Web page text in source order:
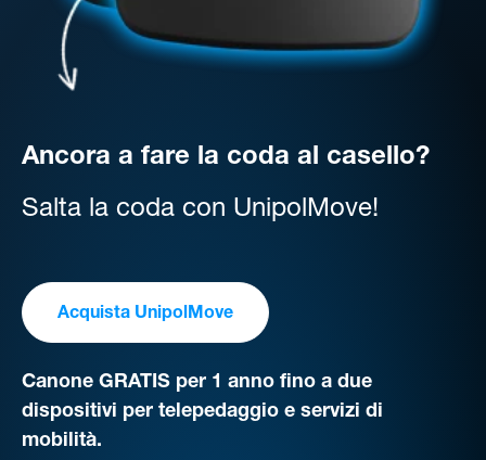
Ancora a fare la coda al casello?
Salta la coda con UnipolMove!
Acquista UnipolMove
Canone GRATIS per 1 anno fino a due
dispositivi per telepedaggio e servizi di
mobilità.